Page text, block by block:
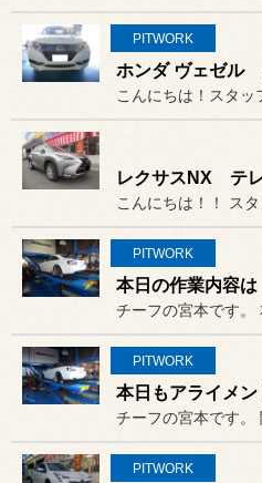
PITWORK
PITWORK
本日の作業内容は
PITWORK
本日もアライメン
PITWORK